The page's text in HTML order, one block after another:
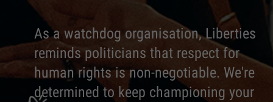
As a watchdog organisation, Liberties
reminds politicians that respect for
human rights is non-negotiable. We're
determined to keep championing your